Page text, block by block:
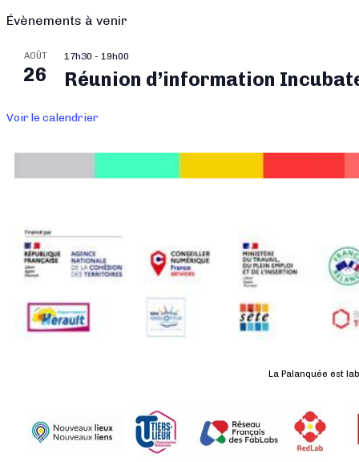
Évènements à venir
AOÛT
26
17h30 - 19h00
Réunion d’information
Voir le calendrier
La Palanquée est